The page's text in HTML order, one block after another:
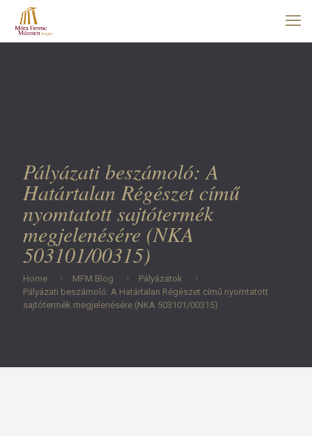
Pályázati beszámoló: A
Határtalan Régészet című
nyomtatott sajtótermék
megjelenésére (NKA
503101/00315)
Home MFM Blog
Pályázatok
Pályázati beszámoló: A Határtalan Régészet című nyomtatott
sajtótermék megjelenésére (NKA 503101/00315)